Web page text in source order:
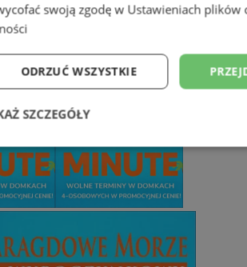
swoją zgodę w Ustawieniach plików
ODRZUĆ WSZYSTKIE
SZCZEGÓŁY
Wydajność
Niesklasyfikowane